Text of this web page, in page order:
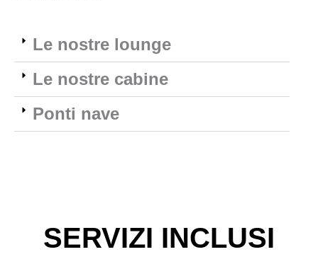
Le nostre lounge
Le nostre cabine
Ponti nave
SERVIZI INCLUSI